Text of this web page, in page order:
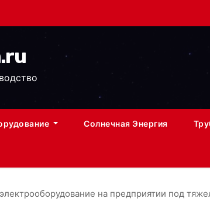
Солнечная Энергия
на предприятии под